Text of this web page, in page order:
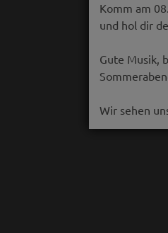
Komm am
und hol dir
Gute Musik,
Wir sehen